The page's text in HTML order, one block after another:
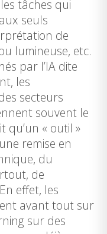
tâches qui
seuls
de
lumineuse, etc.
par l’IA dite
les
secteurs
souvent le
qu’un « outil »
remise en
du
de
effet, les
avant tout sur
sur des